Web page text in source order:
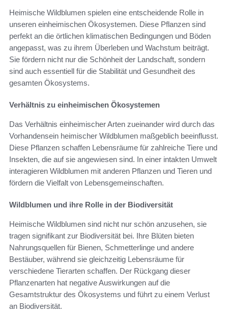
Heimische Wildblumen spielen eine entscheidende Rolle in
unseren einheimischen Ökosystemen. Diese Pflanzen sind
perfekt an die örtlichen klimatischen Bedingungen und Böden
angepasst, was zu ihrem Überleben und Wachstum beiträgt.
Sie fördern nicht nur die Schönheit der Landschaft, sondern
sind auch essentiell für die Stabilität und Gesundheit des
gesamten Ökosystems.
Verhältnis zu einheimischen Ökosystemen
Das Verhältnis einheimischer Arten zueinander wird durch das
Vorhandensein heimischer Wildblumen maßgeblich beeinflusst.
Diese Pflanzen schaffen Lebensräume für zahlreiche Tiere und
Insekten, die auf sie angewiesen sind. In einer intakten Umwelt
interagieren Wildblumen mit anderen Pflanzen und Tieren und
fördern die Vielfalt von Lebensgemeinschaften.
Wildblumen und ihre Rolle in der Biodiversität
Heimische Wildblumen sind nicht nur schön anzusehen, sie
tragen signifikant zur Biodiversität bei. Ihre Blüten bieten
Nahrungsquellen für Bienen, Schmetterlinge und andere
Bestäuber, während sie gleichzeitig Lebensräume für
verschiedene Tierarten schaffen. Der Rückgang dieser
Pflanzenarten hat negative Auswirkungen auf die
Gesamtstruktur des Ökosystems und führt zu einem Verlust
an Biodiversität.